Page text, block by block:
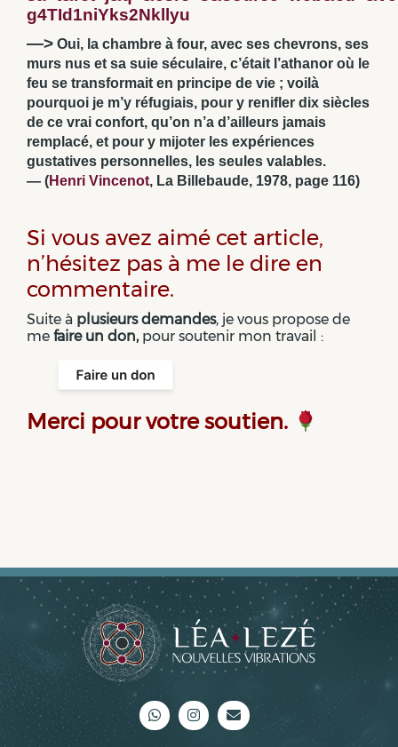
g4TId1niYks2Nkllyu
—> Oui, la chambre à four, avec ses chevrons, ses
murs nus et sa suie séculaire, c’était l’athanor où le
feu se transformait en principe de vie ; voilà
pourquoi je m’y réfugiais, pour y renifler dix siècles
de ce vrai confort, qu’on n’a d’ailleurs jamais
remplacé, et pour y mijoter les expériences
gustatives personnelles, les seules valables.
— (Henri Vincenot, La Billebaude, 1978, page 116)
Si vous avez aimé cet article,
n’hésitez pas à me le dire en
commentaire.
Suite à plusieurs demandes, je vous propose de
me faire un don, pour soutenir mon travail :
Merci pour votre soutien.